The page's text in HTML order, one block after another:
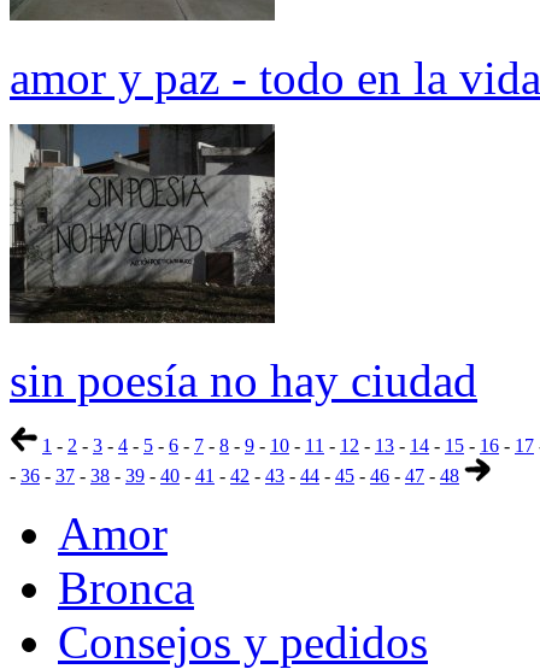
amor y paz - todo en la
sin poesía no hay ciudad
1 - 2 - 3 - 4 - 5 - 6 - 7 - 8 - 9 - 10 - 11 - 12 - 13 - 14 - 15 - 16 - 17
- 36 - 37 - 38 - 39 - 40 - 41 - 42 - 43 - 44 - 45 - 46 - 47 - 48
Amor
Bronca
Consejos y pedidos